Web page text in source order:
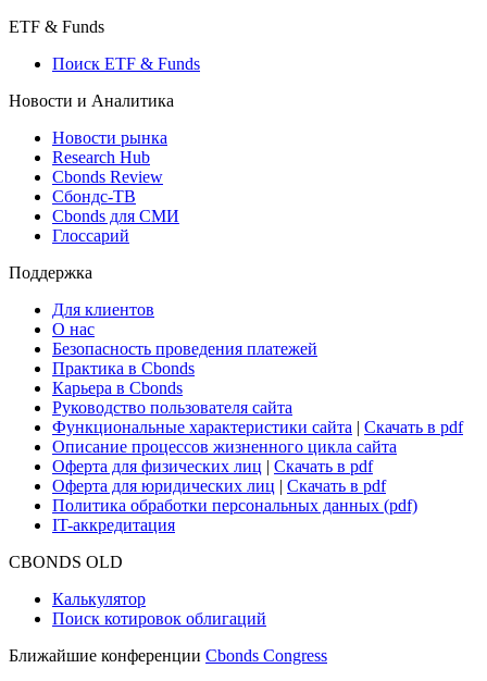
ETF & Funds
Поиск ETF & Funds
Новости и Аналитика
Новости рынка
Research Hub
Cbonds Review
Сбондс-ТВ
Cbonds для СМИ
Глоссарий
Поддержка
Для клиентов
О нас
Безопасность проведения платежей
Практика в Cbonds
Карьера в Cbonds
Руководство пользователя сайта
Функциональные характеристики сайта | Скачать в pdf
Описание процессов жизненного цикла сайта
Оферта для физических лиц | Скачать в pdf
Оферта для юридических лиц | Скачать в pdf
Политика обработки персональных данных (pdf)
IT-аккредитация
CBONDS OLD
Калькулятор
Поиск котировок облигаций
Ближайшие конференции Cbonds Congress